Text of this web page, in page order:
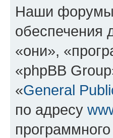
Наши форумы
обеспечения
«они»,
«phpBB
«General
по адресу